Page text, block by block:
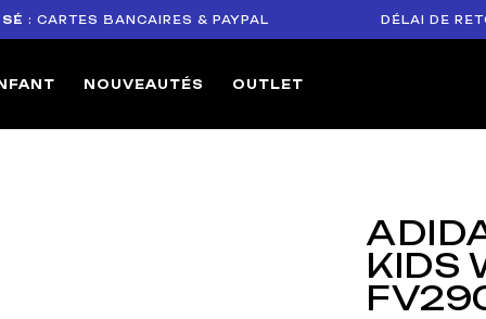
BANCAIRES & PAYPAL DÉLAI DE RETOUR
NOUVEAUTÉS OUTLET
KIDS